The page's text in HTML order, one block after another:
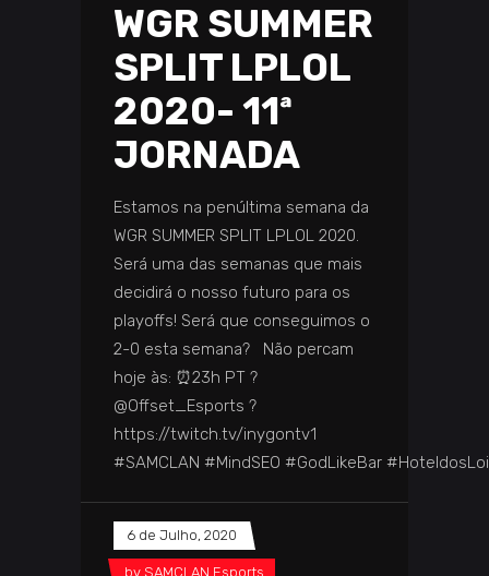
WGR SUMMER
SPLIT LPLOL
2020- 11ª
JORNADA
Estamos na penúltima semana da
WGR SUMMER SPLIT LPLOL 2020.
Será uma das semanas que mais
decidirá o nosso futuro para os
playoffs! Será que conseguimos o
2-0 esta semana? Não percam
hoje às: ⏰23h PT ?
@Offset_Esports ?
https://twitch.tv/inygontv1
#SAMCLAN #MindSEO #GodLikeBar
6 de Julho, 2020
by SAMCLAN Esports